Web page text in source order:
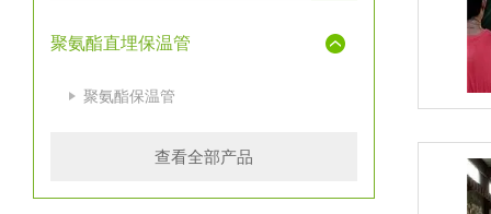
聚氨酯直埋保温管
聚氨酯保温管
查看全部产品